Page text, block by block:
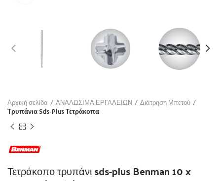
Αρχική σελίδα ΑΝΑΛΩΣΙΜΑ ΕΡΓΑΛΕΙΩΝ
Διάτρηση Μπετού
Τρυπάνια Sds-Plus Τετράκοπα
Τετράκοπο τρυπάνι sds-plus Benman 10 x